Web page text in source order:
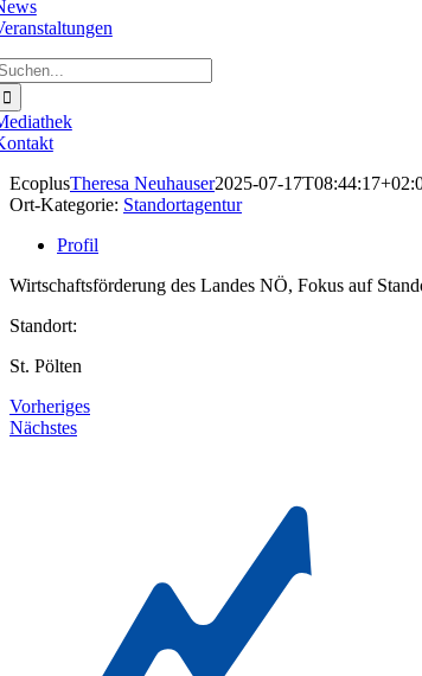
EcoplusTheresa Neuhauser2025-07-
Ort-Kategorie: Standortagentur
Profil
Wirtschaftsförderung des Landes NÖ, Fokus auf
Standort:
St. Pölten
Vorheriges
Nächstes